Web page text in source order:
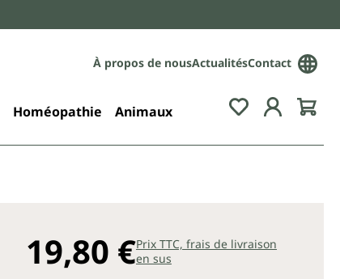
À propos de nousActualitésContact
Homéopathie Animaux
19,80 €Prix TTC, frais de livraison
en sus